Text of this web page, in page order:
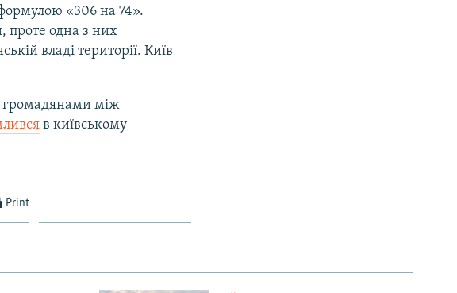
«306 на 74».
проте одна з них
владі території. Київ
громадянами між
в київському
Print